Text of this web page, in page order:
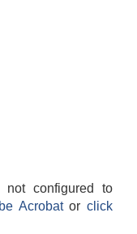
not configured to
Acrobatorclick